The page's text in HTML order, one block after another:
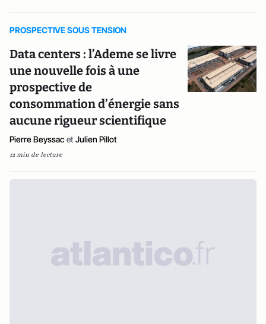
PROSPECTIVE SOUS TENSION
Data centers : l’Ademe se livre
une nouvelle fois à une
prospective de
consommation d’énergie sans
aucune rigueur scientifique
Pierre Beyssac et Julien Pillot
12 min de lecture